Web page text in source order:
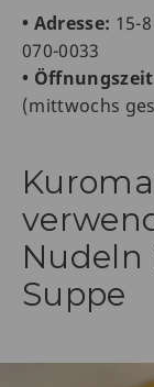
• Adresse: 15-
070-0033
•
(mittwochs
Nudeln
Suppe